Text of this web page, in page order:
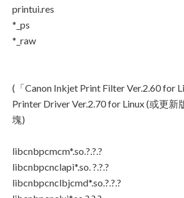
printui.res
*_ps
*_raw
(「Canon Inkjet Print Filter Ver.2.60 for
Printer Driver Ver.2.70 for Linux (或更新
塊)
libcnbpcmcm*.so.?.?.?
libcnbpcnclapi*.so. ?.?.?
libcnbpcnclbjcmd*.so.?.?.?